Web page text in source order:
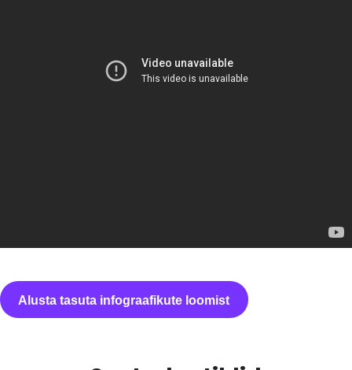
Alusta tasuta infograafikute loomist